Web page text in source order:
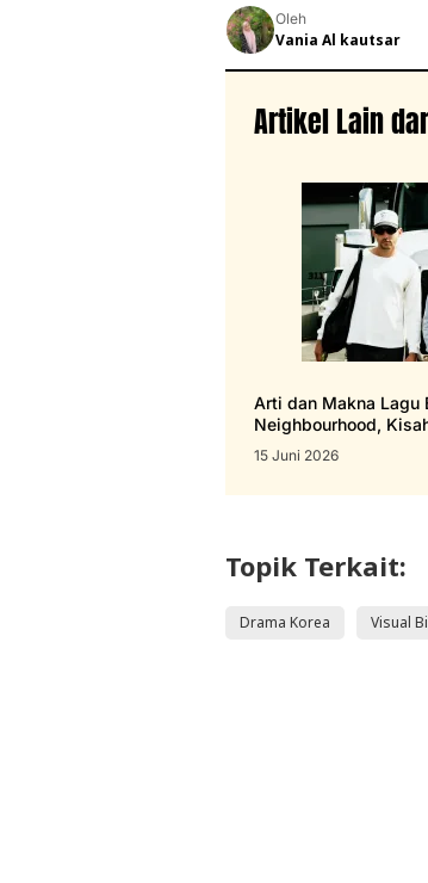
Oleh
Vania Al kautsar
Artikel Lain
Arti dan Makna Lagu
Neighbourhood,
Luka
15 Juni 2026
Topik Terkait:
Drama Korea Visual